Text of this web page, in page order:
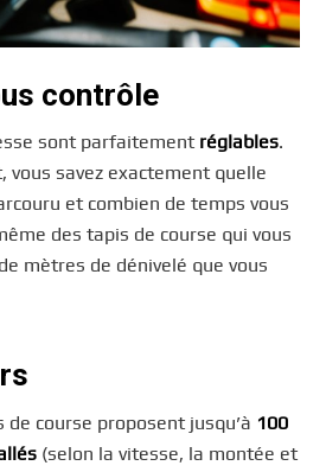
contrôle
sont parfaitement réglables.
vous savez exactement quelle
et combien de temps vous
des tapis de course qui vous
mètres de dénivelé que vous
course proposent jusqu’à 100
(selon la vitesse, la montée et